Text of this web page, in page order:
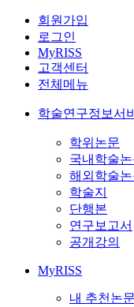
회원가입
로그인
MyRISS
고객센터
전체메뉴
학술연구정보서
학위논문
국내학술
해외학술논
학술지
단행본
연구보고서
공개강의
MyRISS
내 추천논문